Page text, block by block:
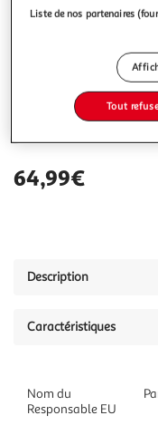
Plus d'options
Vendu parParis Prix
64,99€
Description
Caractéristiques
Nom du
Responsable EU
Liste de nos partenaires
Tout